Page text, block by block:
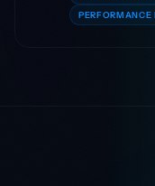
PERFORMANCE